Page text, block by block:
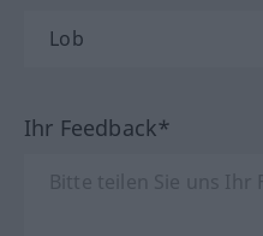
Ihr Feedback*